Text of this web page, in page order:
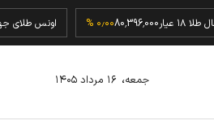
مثقال طلا ۱۸ عیار 80,396,000 اونس
جمعه، ۱۶ مرداد ۱۴۰۵